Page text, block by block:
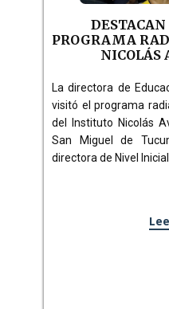
PROGRAMA
NICOLÁS
La directora de
visitó el programa
del Instituto Nicolás
San Miguel de
directora de Nivel